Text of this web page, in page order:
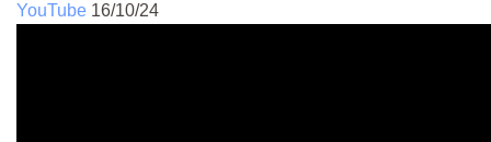
YouTube 16/10/24